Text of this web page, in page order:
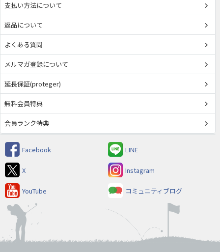
支払い方法について
返品について
よくある質問
メルマガ登録について
延長保証(proteger)
無料会員特典
会員ランク特典
Facebook LINE
X Instagram
YouTube コミュニティブログ